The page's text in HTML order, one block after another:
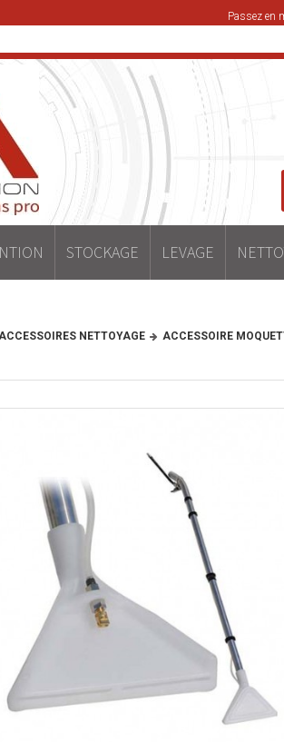
Passez en
STOCKAGE LEVAGE
NETTOYAGE ACCESSOIRE